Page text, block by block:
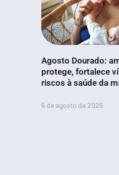
Agosto Dourado:
protege, fortalece
riscos à saúde da
6 de agosto de 2026